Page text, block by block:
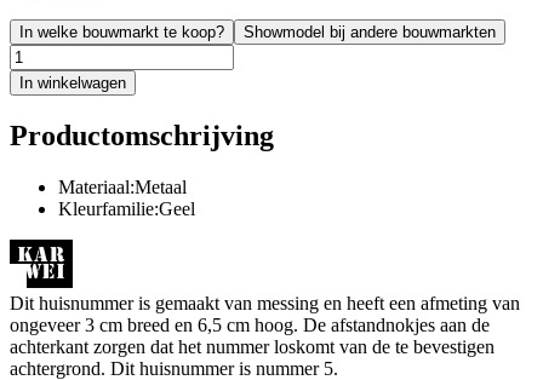
In welke bouwmarkt te koop? Showmodel bij andere bouwmarkten
In winkelwagen
Productomschrijving
Materiaal:Metaal
Kleurfamilie:Geel
Dit huisnummer is gemaakt van messing en heeft een afmeting van
ongeveer 3 cm breed en 6,5 cm hoog. De afstandnokjes aan de
achterkant zorgen dat het nummer loskomt van de te bevestigen
achtergrond. Dit huisnummer is nummer 5.